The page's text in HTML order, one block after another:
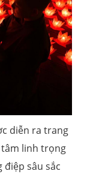
diễn ra trang
linh trọng
điệp sâu sắc